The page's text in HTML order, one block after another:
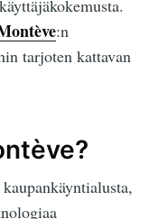
:n
tarjoten kattavan